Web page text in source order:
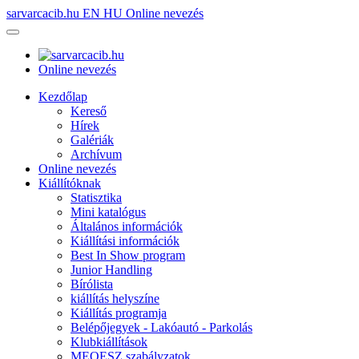
sarvarcacib.hu EN HU Online nevezés
Online nevezés
Kezdőlap
Kereső
Hírek
Galériák
Archívum
Online nevezés
Kiállítóknak
Statisztika
Mini katalógus
Általános információk
Kiállítási információk
Best In Show program
Junior Handling
Bírólista
kiállítás helyszíne
Kiállítás programja
Belépőjegyek - Lakóautó - Parkolás
Klubkiállítások
MEOESZ szabályzatok